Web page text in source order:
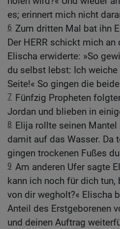
es; erinnert mich nicht
6 Zum dritten Mal bat ihn
Der HERR schickt mich an
Elischa erwiderte: »So
du selbst lebst: Ich
Seite!« So gingen die
7 Fünfzig Propheten
Jordan und blieben in
8 Elija rollte seinen
damit auf das Wasser. Da
gingen trockenen Fußes
9 Am anderen Ufer sagte
kann ich noch für dich tun,
von dir wegholt?« Elischa
Anteil des Erstgeborenen
und deinen Auftrag